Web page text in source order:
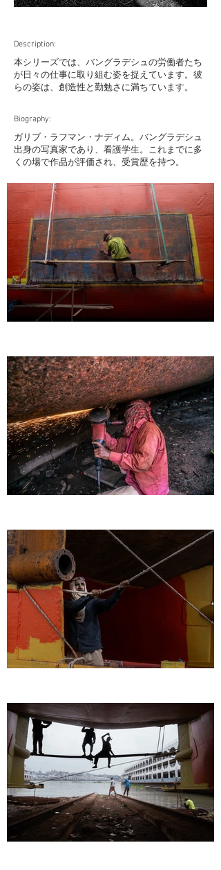
Description:
本シリーズでは、バングラデシュの労働者たち
が日々の仕事に取り組む姿を捉えています。彼
らの姿は、創造性と勤勉さに満ちています。
Biography:
ガリブ・ラフマン・ナディム。バングラデシュ
出身の写真家であり、看護学生。これまでに多
くの場で作品が評価され、受賞歴を持つ。